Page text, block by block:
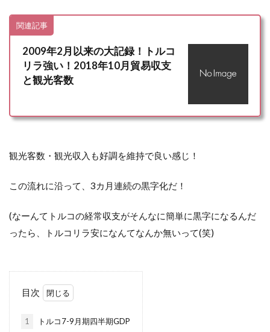
関連記事
2009年2月以来の大記録！トルコ
リラ強い！2018年10月貿易収支
と観光客数
観光客数・観光収入も好調を維持で良い感じ！
この流れに沿って、3カ月連続の黒字化だ！
(なーんてトルコの経常収支がそんなに簡単に黒字になるんだ
ったら、トルコリラ安になんてなんか無いって(笑)
目次
1 トルコ7-9月期四半期GDP